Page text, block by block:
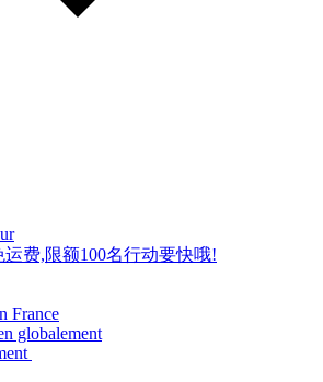
费,限额100名行动要快哦!
France
globalement